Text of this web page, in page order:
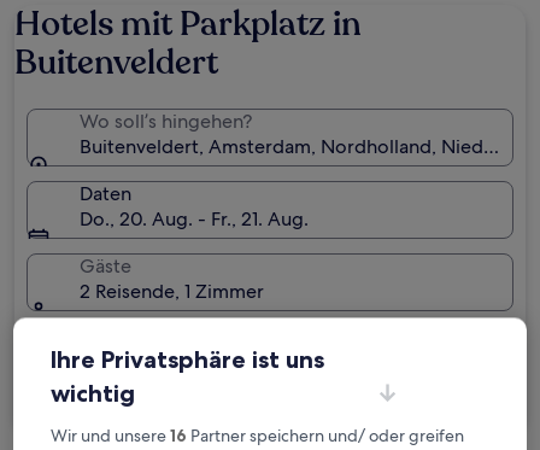
Hotels mit Parkplatz in
Buitenveldert
Wo soll’s hingehen?
Buitenveldert, Amsterdam, Nordholland,
Daten
Do., 20. Aug. - Fr., 21. Aug.
Gäste
2 Reisende, 1 Zimmer
Ihre Privatsphäre ist uns
wichtig
Wir und unsere16 Partner speichern und/ oder greifen